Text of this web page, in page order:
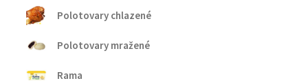
Polotovary chlazené
Polotovary mražené
Rama